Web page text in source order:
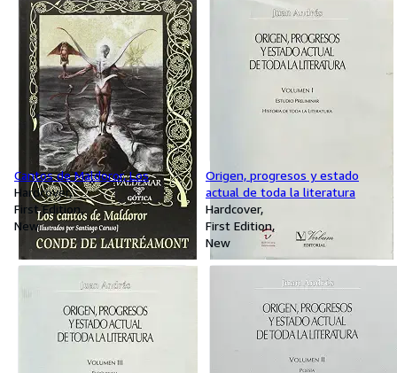
Cantos de Maldoror, Los
Hardcover
First Edition
New
Origen, progresos y estado
actual de toda la literatura
Hardcover
First Edition
New